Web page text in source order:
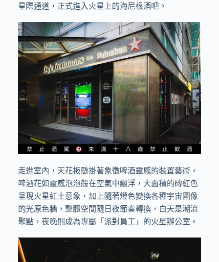
星際通道，正式進入火星上的海尼根酒吧。
走進室內，天花板懸掛著象徵啤酒靈感的裝置藝術，
啤酒花如靈感泡泡般在空氣中飄浮，大面積的磚紅色
呈現火星紅土意象，加上隨著燈色變換各種宇宙圖像
的光原色牆，整體空間隨日夜節奏轉換，白天是潮流
聚點，夜晚則成為專屬「派對員工」的火星辦公室。